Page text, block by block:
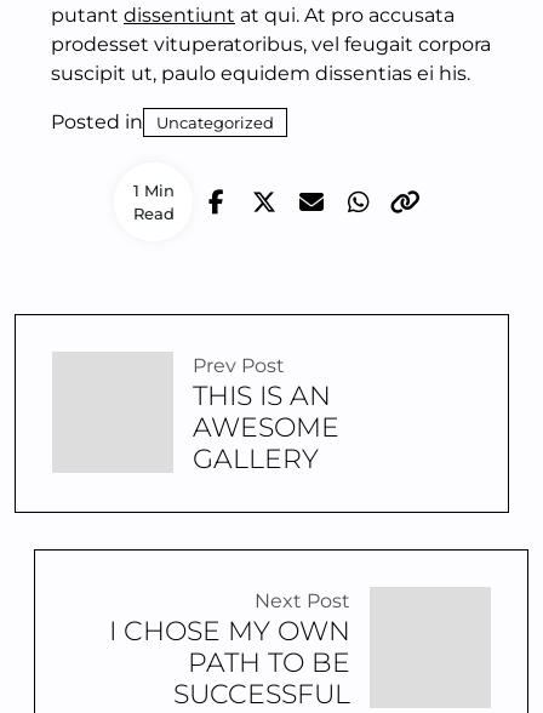
1 Min
Read
putant dissentiunt at qui. At pro accusata
prodesset vituperatoribus, vel feugait corpora
suscipit ut, paulo equidem dissentias ei his.
Posted in Uncategorized
Prev Post
THIS IS AN
AWESOME
GALLERY
Next Post
I CHOSE MY OWN
PATH TO BE
SUCCESSFUL